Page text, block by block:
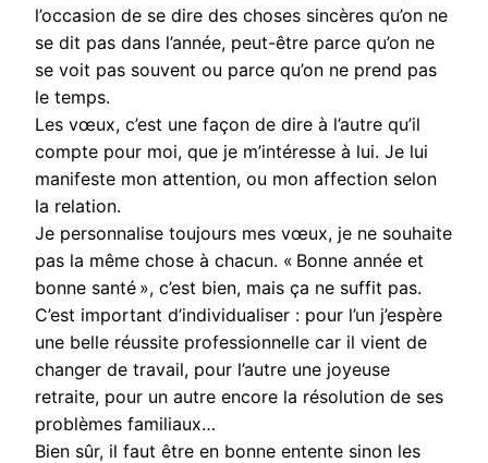
l’occasion de se dire des choses sincères qu’on ne
se dit pas dans l’année, peut-être parce qu’on ne
se voit pas souvent ou parce qu’on ne prend pas
le temps.
Les vœux, c’est une façon de dire à l’autre qu’il
compte pour moi, que je m’intéresse à lui. Je lui
manifeste mon attention, ou mon affection selon
la relation.
Je personnalise toujours mes vœux, je ne souhaite
pas la même chose à chacun. « Bonne année et
bonne santé », c’est bien, mais ça ne suffit pas.
C’est important d’individualiser : pour l’un j’espère
une belle réussite professionnelle car il vient de
changer de travail, pour l’autre une joyeuse
retraite, pour un autre encore la résolution de ses
problèmes familiaux…
Bien sûr, il faut être en bonne entente sinon les